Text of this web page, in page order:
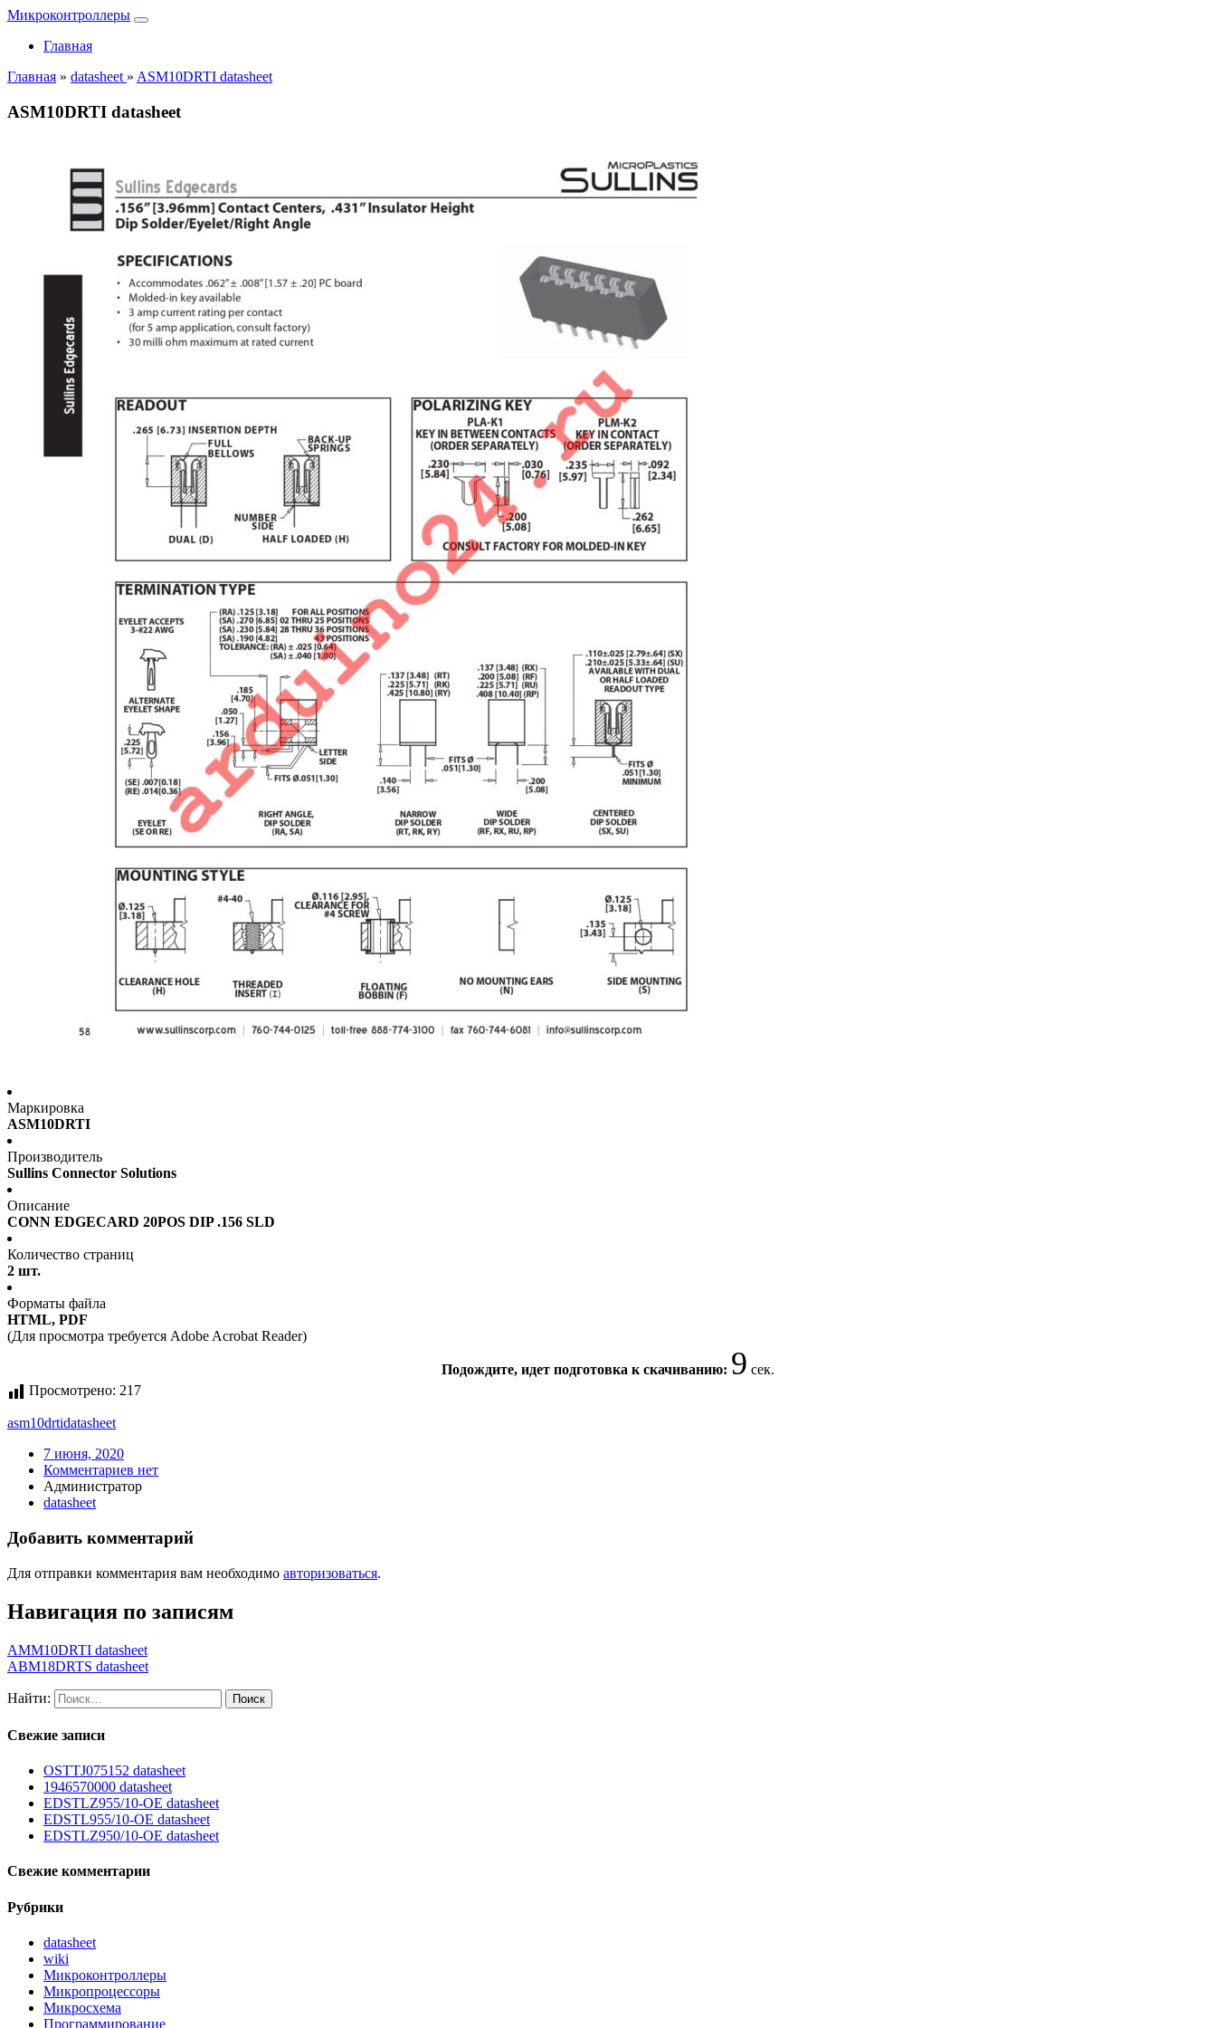
Микроконтроллеры
Главная
Главная » datasheet » ASM10DRTI datasheet
ASM10DRTI datasheet
Маркировка
ASM10DRTI
Производитель
Sullins Connector Solutions
Описание
CONN EDGECARD 20POS DIP .156 SLD
Количество страниц
2 шт.
Форматы файла
HTML, PDF
(Для просмотра требуется Adobe Acrobat Reader)
Подождите, идет подготовка к скачиванию: 9 сек.
Просмотрено: 217
asm10drtidatasheet
7 июня, 2020
Комментариев нет
Администратор
datasheet
Добавить комментарий
Для отправки комментария вам необходимо авторизоваться.
Навигация по записям
AMM10DRTI datasheet
ABM18DRTS datasheet
Найти:
Свежие записи
OSTTJ075152 datasheet
1946570000 datasheet
EDSTLZ955/10-OE datasheet
EDSTL955/10-OE datasheet
EDSTLZ950/10-OE datasheet
Свежие комментарии
Рубрики
datasheet
wiki
Микроконтроллеры
Микропроцессоры
Микросхема
Программирование